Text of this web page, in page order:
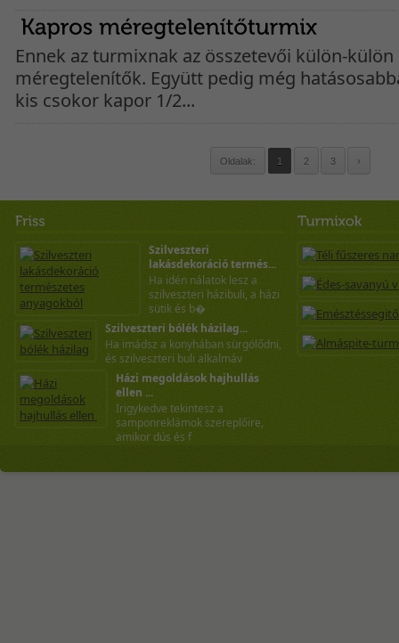
Ennek az turmixnak az összetevői külön-
méregtelenítők. Együtt pedig még
kis csokor kapor 1/2...
Oldalak: 1 2 3 ›
Szilveszteri
lakásdekoráció termés...
Ha idén nálatok lesz a
szilveszteri házibuli, a házi
sütik és b�
Szilveszteri bólék házilag...
Ha imádsz a konyhában sürgölődni,
és szilveszteri buli alkalmáv
Házi megoldások hajhullás
ellen ...
Irigykedve tekintesz a
samponreklámok szereplőire,
amikor dús és f